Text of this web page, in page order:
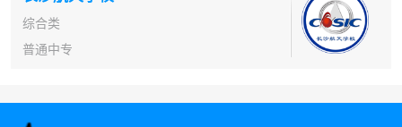
综合类
普通中专